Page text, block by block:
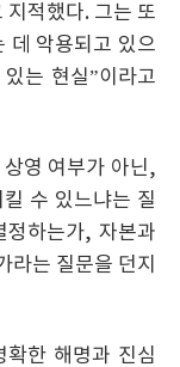
지적했다. 그는 또
데 악용되고 있으
는 현실”이라고
영 여부가 아닌,
수 있느냐는 질
정하는가, 자본과
라는 질문을 던지
확한 해명과 진심